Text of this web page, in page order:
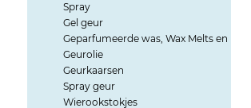
Spray
Gel geur
Geparfumeerde was, Wax Melts en
Geurolie
Geurkaarsen
Spray geur
Wierookstokjes